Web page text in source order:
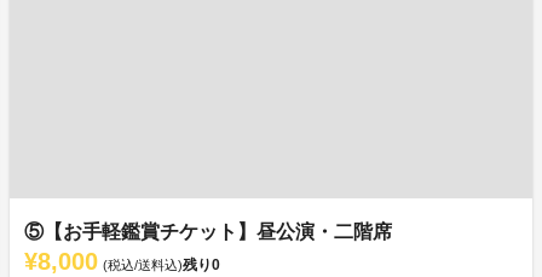
⑤【お手軽鑑賞チケット】昼公演・二階席
¥8,000 (税込/送料込)残り0